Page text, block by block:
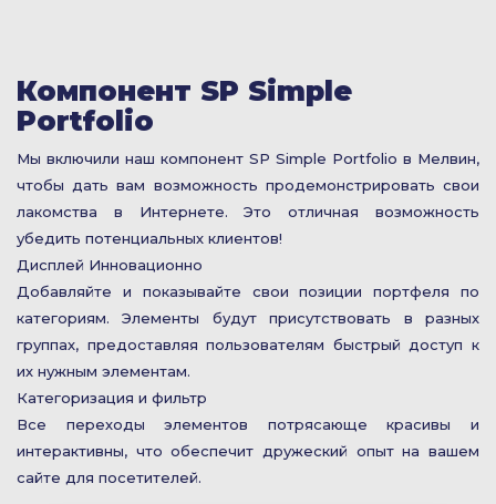
Компонент SP Simple
Portfolio
Мы включили наш компонент SP Simple Portfolio в Мелвин,
чтобы дать вам возможность продемонстрировать свои
лакомства в Интернете. Это отличная возможность
убедить потенциальных клиентов!
Дисплей Инновационно
Добавляйте и показывайте свои позиции портфеля по
категориям. Элементы будут присутствовать в разных
группах, предоставляя пользователям быстрый доступ к
их нужным элементам.
Категоризация и фильтр
Все переходы элементов потрясающе красивы и
интерактивны, что обеспечит дружеский опыт на вашем
сайте для посетителей.